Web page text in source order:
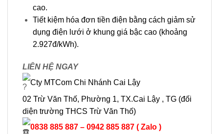
cao.
Tiết kiệm hóa đơn tiền điện bằng cách giảm sử
dụng điện lưới ở khung giá bậc cao (khoảng
2.927đ/kWh).
LIÊN HỆ NGAY
Cty MTCom Chi Nhánh Cai Lậy
02 Trừ Văn Thố, Phường 1, TX.Cai Lậy , TG (đối
diện trường THCS Trừ Văn Thố)
0838 885 887 – 0942 885 887 ( Zalo )